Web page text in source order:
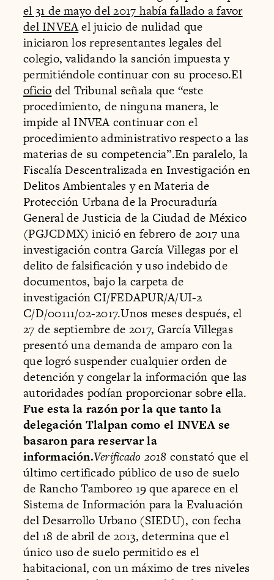
el 31 de mayo del 2017 había fallado a favor
del INVEAel juicio de nulidad que
iniciaron los representantes legales del
colegio, validando la sanción impuesta y
permitiéndole continuar con su proceso.El
oficio del Tribunal señala que “este
procedimiento, de ninguna manera, le
impide al INVEA continuar con el
procedimiento administrativo respecto a las
materias de su competencia”.En paralelo, la
Fiscalía Descentralizada en Investigación en
Delitos Ambientales y en Materia de
Protección Urbana de la Procuraduría
General de Justicia de la Ciudad de México
(PGJCDMX) inició en febrero de 2017 una
investigación contra García Villegas por el
delito de falsificación y uso indebido de
documentos, bajo la carpeta de
investigación CI/FEDAPUR/A/UI-2
C/D/00111/02-2017.Unos meses después, el
27 de septiembre de 2017, García Villegas
presentó una demanda de amparo con la
que logró suspender cualquier orden de
detención y congelar la información que las
autoridades podían proporcionar sobre ella.
Fue esta la razón por la que tanto la
delegación Tlalpan como el INVEA se
basaron para reservar la
información.Verificado 2018 constató que el
último certificado público de uso de suelo
de Rancho Tamboreo 19 que aparece en el
Sistema de Información para la Evaluación
del Desarrollo Urbano (SIEDU), con fecha
del 18 de abril de 2013, determina que el
único uso de suelo permitido es el
habitacional, con un máximo de tres niveles